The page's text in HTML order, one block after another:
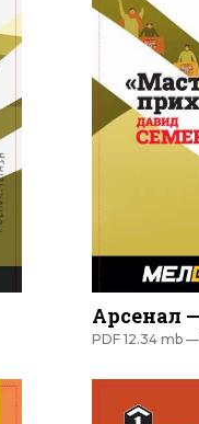
Арсенал
PDF 12.34 mb —